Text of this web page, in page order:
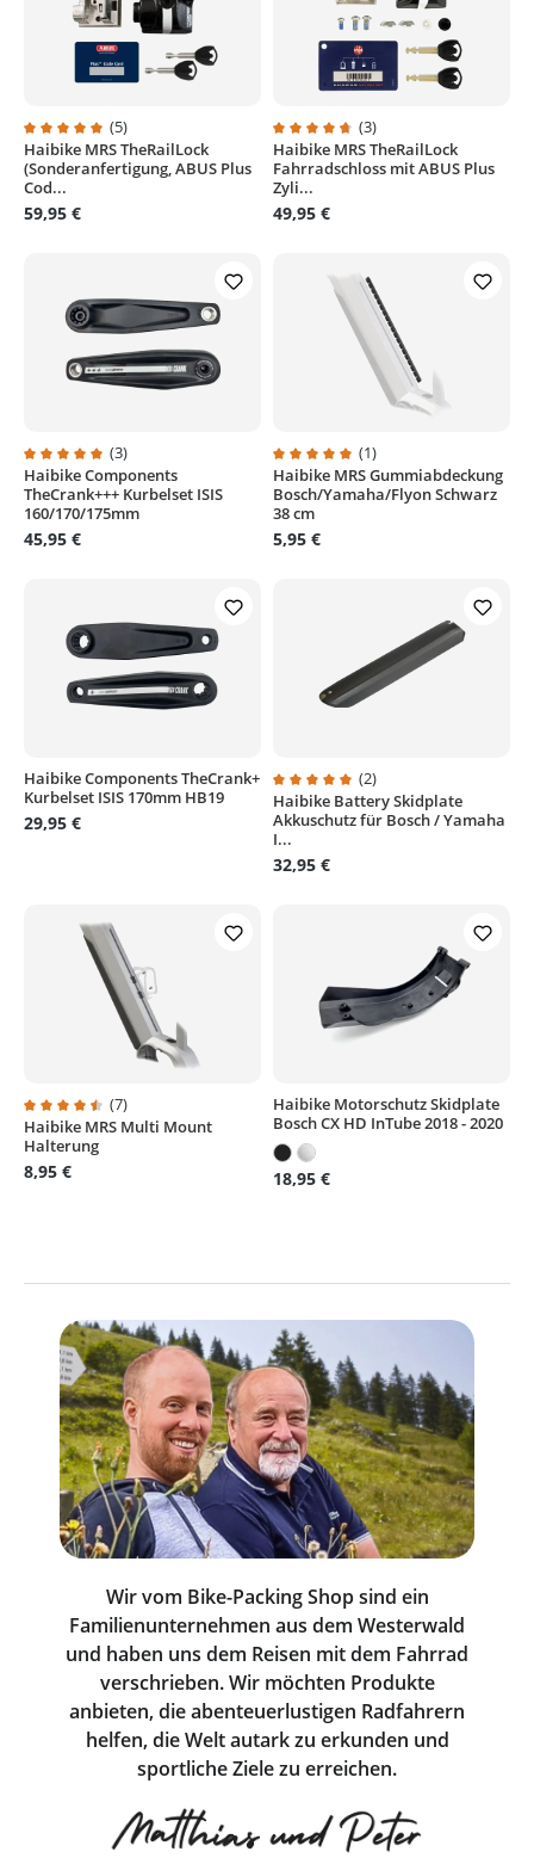
Durchschnittliche Bewertung von 5 von 5 Sternen
(5)
Haibike MRS TheRailLock
(Sonderanfertigung, ABUS Plus
Cod...
59,95 €
Durchschnittliche Bewertung
(3)
Haibike MRS TheRailLock
Fahrradschloss mit ABUS Plus
Zyli...
49,95 €
Durchschnittliche Bewertung von 5 von 5 Sternen
(3)
Haibike Components
TheCrank+++ Kurbelset ISIS
160/170/175mm
45,95 €
Durchschnittliche Bewertung
(1)
Haibike MRS Gummiabdeckung
Bosch/Yamaha/Flyon Schwarz
38 cm
5,95 €
Haibike Components TheCrank+
Kurbelset ISIS 170mm HB19
29,95 €
Durchschnittliche Bewertung
(2)
Haibike Battery Skidplate
Akkuschutz für Bosch / Yamaha
I...
32,95 €
Durchschnittliche Bewertung von 4.5 von 5 Sternen
(7)
Haibike MRS Multi Mount
Halterung
8,95 €
Haibike Motorschutz Skidplate
Bosch CX HD InTube 2018 - 2020
18,95 €
Wir vom Bike-Packing Shop sind ein
Familienunternehmen aus dem Westerwald
und haben uns dem Reisen mit dem Fahrrad
verschrieben. Wir möchten Produkte
anbieten, die abenteuerlustigen Radfahrern
helfen, die Welt autark zu erkunden und
sportliche Ziele zu erreichen.